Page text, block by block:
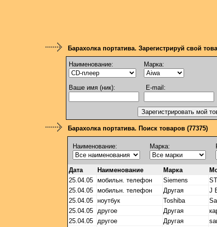
Барахолка портатива. Зарегистрируй свой
Наименование: Марка:
Ваше имя (ник): E-mail:
Барахолка портатива. Поиск товаров (77375)
Наименование: Марка:
Дата Наименование Марка
25.04.05 мобильн. телефон Siemens
25.04.05 мобильн. телефон Другая
J
25.04.05 ноутбук Toshiba
25.04.05 другое Другая
25.04.05 другое Другая